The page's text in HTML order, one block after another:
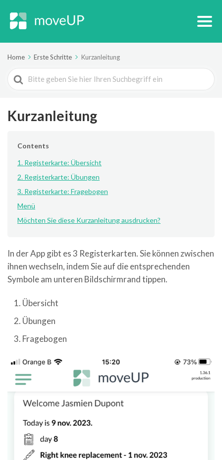
Home Erste Schritte Kurzanleitung
Search
For
Kurzanleitung
Contents
1. Registerkarte: Übersicht
2. Registerkarte: Übungen
3. Registerkarte: Fragebogen
Menü
Möchten Sie diese Kurzanleitung ausdrucken?
In der App gibt es 3 Registerkarten. Sie können zwischen
ihnen wechseln, indem Sie auf die entsprechenden
Symbole am unteren Bildschirmrand tippen.
Übersicht
Übungen
Fragebogen